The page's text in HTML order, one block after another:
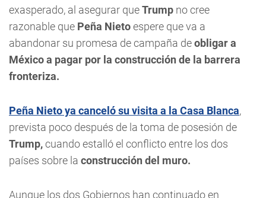
exasperado, al asegurar queTrump no cree
razonable que Peña Nietoespere que va a
abandonar su promesa de campaña deobligar a
México a pagar por la construcción de la barrera
fronteriza.
Peña Nieto ya canceló su visita a la Casa Blanca,
prevista poco después de la toma de posesión de
Trump,cuando estalló el conflicto entre los dos
países sobre la construcción del muro.
Aunque los dos Gobiernos han continuado en